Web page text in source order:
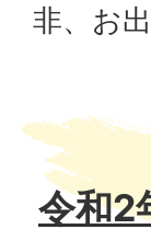
非、お
令和2